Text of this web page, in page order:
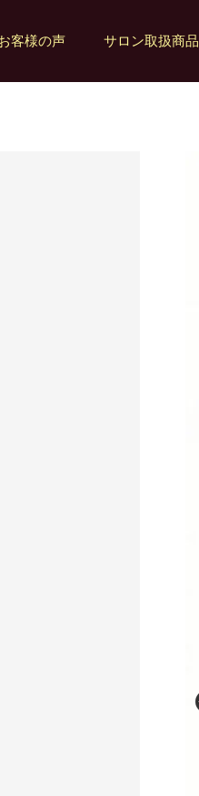
客様の声 サロン取扱商品